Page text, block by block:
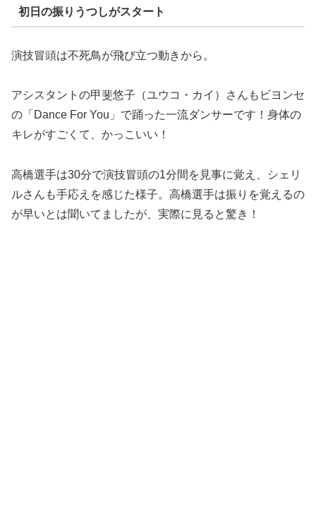
初日の振りうつしがスタート
演技冒頭は不死鳥が飛び立つ動きから。
アシスタントの甲斐悠子（ユウコ・カイ）さんもビヨンセ
の「Dance For You」で踊った一流ダンサーです！身体の
キレがすごくて、かっこいい！
高橋選手は30分で演技冒頭の1分間を見事に覚え、シェリ
ルさんも手応えを感じた様子。高橋選手は振りを覚えるの
が早いとは聞いてましたが、実際に見ると驚き！